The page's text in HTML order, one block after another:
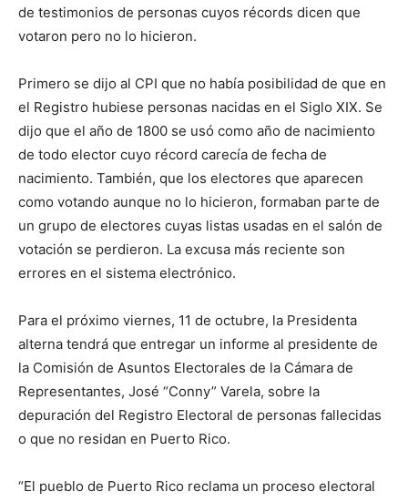
de testimonios de personas cuyos récords dicen que
votaron pero no lo hicieron.
Primero se dijo al CPI que no había posibilidad de que en
el Registro hubiese personas nacidas en el Siglo XIX. Se
dijo que el año de 1800 se usó como año de nacimiento
de todo elector cuyo récord carecía de fecha de
nacimiento. También, que los electores que aparecen
como votando aunque no lo hicieron, formaban parte de
un grupo de electores cuyas listas usadas en el salón de
votación se perdieron. La excusa más reciente son
errores en el sistema electrónico.
Para el próximo viernes, 11 de octubre, la Presidenta
alterna tendrá que entregar un informe al presidente de
la Comisión de Asuntos Electorales de la Cámara de
Representantes, José “Conny” Varela, sobre la
depuración del Registro Electoral de personas fallecidas
o que no residan en Puerto Rico.
“El pueblo de Puerto Rico reclama un proceso electoral